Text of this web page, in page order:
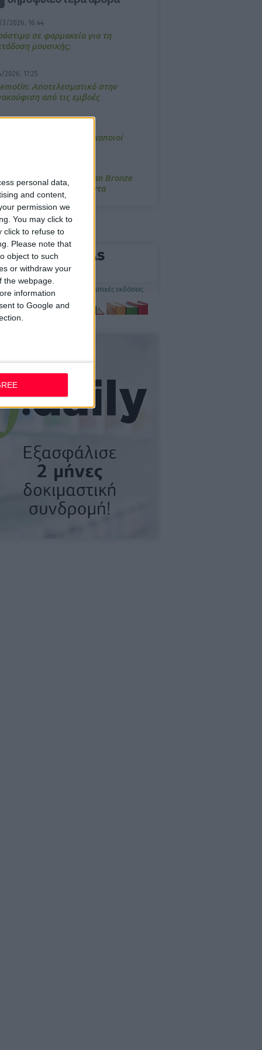
personal data,
and content,
permission we
You may click to
click to refuse to
Please note that
object to such
or withdraw your
webpage.
information
to Google and
3/2026, 16:44
σε φαρμακείο για τη
μουσικής;
2026, 17:25
Αποτελεσματικό στην
από τις εμβοές
θρανία ξανά οι φαρμακοποιοί
Η συλλογή Aegean Bronze
δύο νέα προϊόντα